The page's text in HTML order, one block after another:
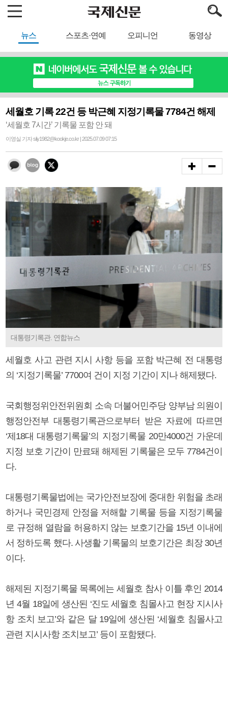
뉴스 스포츠·연예 오피니언 동영상
세월호 기록 22건 등 박근혜 지정기록물 7784건 해제
‘세월호 7시간’ 기록물 포함 안 돼
이영실 기자 sily1982@kookje.co.kr | 2025.07.09 07:15
대통령기록관. 연합뉴스
세월호 사고 관련 지시 사항 등을 포함 박근혜 전 대통령
의 ‘지정기록물’ 7700여 건이 지정 기간이 지나 해제됐다.
국회행정위안전위원회 소속 더불어민주당 양부남 의원이
행정안전부 대통령기록관으로부터 받은 자료에 따르면
‘제18대 대통령기록물’의 지정기록물 20만4000건 가운데
지정 보호 기간이 만료돼 해제된 기록물은 모두 7784건이
다.
대통령기록물법에는 국가안전보장에 중대한 위험을 초래
하거나 국민경제 안정을 저해할 기록물 등을 지정기록물
로 규정해 열람을 허용하지 않는 보호기간을 15년 이내에
서 정하도록 했다. 사생활 기록물의 보호기간은 최장 30년
이다.
해제된 지정기록물 목록에는 세월호 참사 이틀 후인 2014
년 4월 18일에 생산된 ‘진도 세월호 침몰사고 현장 지시사
항 조치 보고’와 같은 달 19일에 생산된 ‘세월호 침몰사고
관련 지시사항 조치보고’ 등이 포함됐다.